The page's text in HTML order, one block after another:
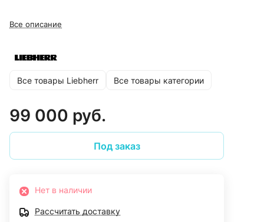
Все описание
Все товары Liebherr Все товары категории
99 000 руб.
Под заказ
Нет в наличии
Рассчитать доставку